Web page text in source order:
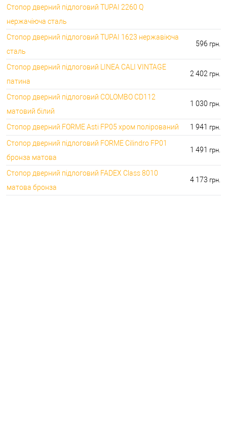
Стопор дверний підлоговий TUPAI 2260 Q
нержачіюча сталь
Стопор дверний підлоговий TUPAI 1623 нержавіюча
сталь
596 грн.
Стопор дверний підлоговий LINEA CALI VINTAGE
патина
2 402 грн.
Стопор дверний підлоговий COLOMBO CD112
матовий білий
1 030 грн.
Стопор дверний FORME Asti FP05 хром полірований 1 941 грн.
Стопор дверний підлоговий FORME Cilindro FP01
бронза матова
1 491 грн.
Стопор дверний підлоговий FADEX Class 8010
матова бронза
4 173 грн.